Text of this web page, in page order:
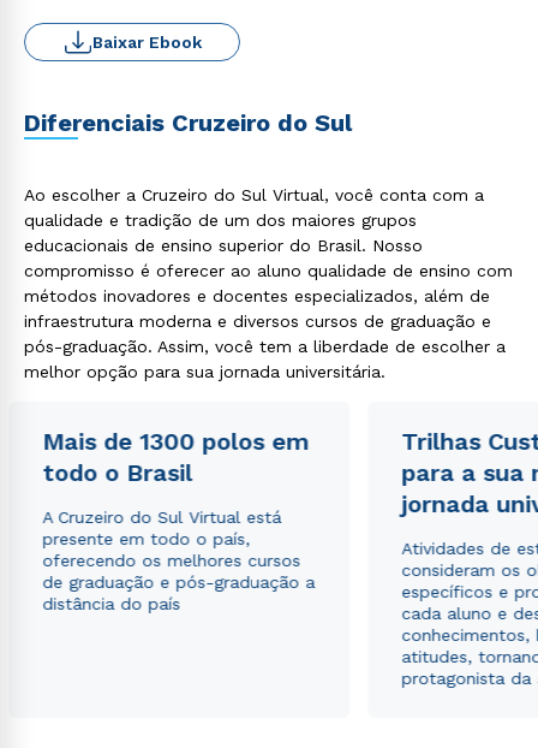
Baixar Ebook
Diferenciais Cruzeiro do Sul
Ao escolher a Cruzeiro do Sul Virtual, você conta com a
qualidade e tradição de um dos maiores grupos
educacionais de ensino superior do Brasil. Nosso
compromisso é oferecer ao aluno qualidade de ensino com
métodos inovadores e docentes especializados, além de
infraestrutura moderna e diversos cursos de graduação e
pós-graduação. Assim, você tem a liberdade de escolher a
melhor opção para sua jornada universitária.
Mais de 1300 polos em
todo o Brasil
A Cruzeiro do Sul Virtual está
presente em todo o país,
oferecendo os melhores cursos
de graduação e pós-graduação a
distância do país
Trilhas
para a sua
jornada
Atividades de
consideram os
específicos e
cada aluno e
conhecimentos,
atitudes,
protagonista da